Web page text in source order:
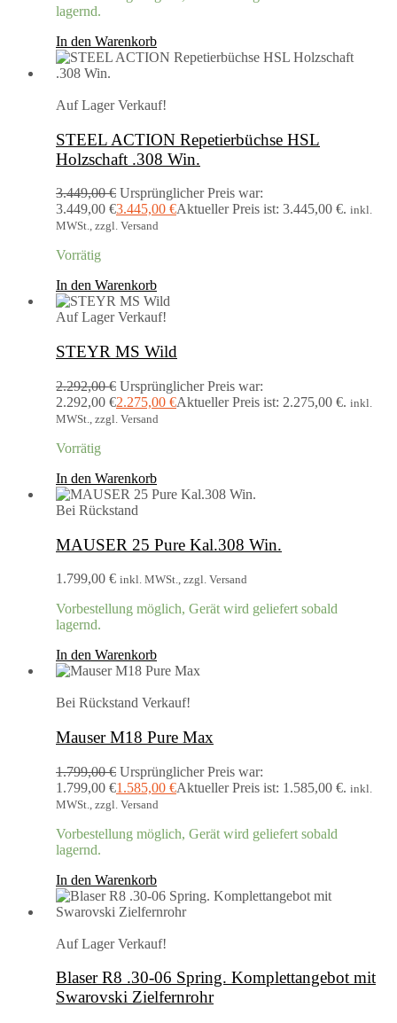
lagernd.
In den Warenkorb
Auf Lager Verkauf!
STEEL ACTION Repetierbüchse HSL
Holzschaft .308 Win.
3.449,00€ Ursprünglicher Preis war:
3.449,00 €3.445,00 €Aktueller Preis ist: 3.445,00 €. inkl.
MWSt., zzgl. Versand
Vorrätig
In den Warenkorb
Auf Lager Verkauf!
STEYR MS Wild
2.292,00€ Ursprünglicher Preis war:
2.292,00 €2.275,00 €Aktueller Preis ist: 2.275,00 €. inkl.
MWSt., zzgl. Versand
Vorrätig
In den Warenkorb
Bei Rückstand
MAUSER 25 Pure Kal.308 Win.
1.799,00 € inkl. MWSt., zzgl. Versand
Vorbestellung möglich, Gerät wird geliefert sobald
lagernd.
In den Warenkorb
Bei Rückstand Verkauf!
Mauser M18 Pure Max
1.799,00€ Ursprünglicher Preis war:
1.799,00 €1.585,00 €Aktueller Preis ist: 1.585,00 €. inkl.
MWSt., zzgl. Versand
Vorbestellung möglich, Gerät wird geliefert sobald
lagernd.
In den Warenkorb
Auf Lager Verkauf!
Blaser R8 .30-06 Spring. Komplettangebot mit
Swarovski Zielfernrohr